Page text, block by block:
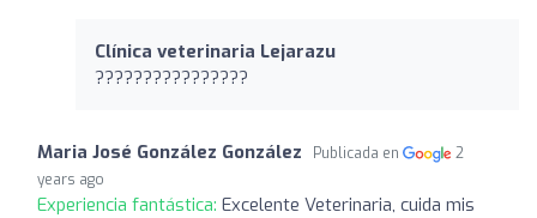
Clínica veterinaria Lejarazu
????????????????
Maria José González González Publicada en
2
years ago
Experiencia fantástica: Excelente Veterinaria, cuida mis